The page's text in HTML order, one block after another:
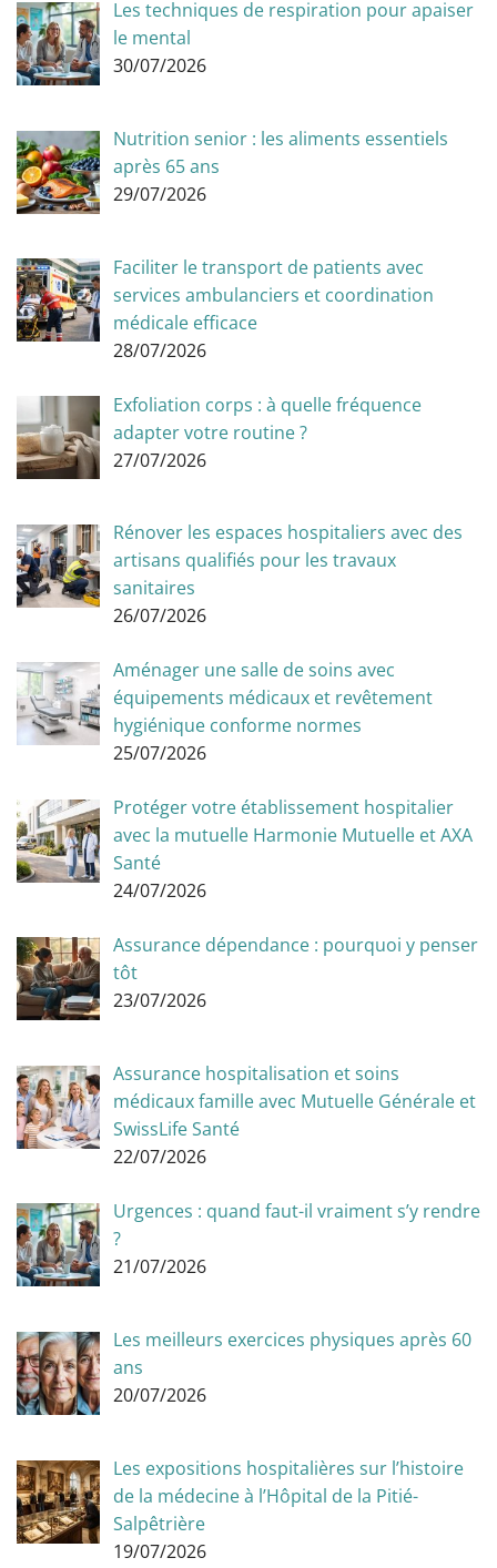
Les techniques de respiration pour apaiser
le mental
30/07/2026
Nutrition senior : les aliments essentiels
après 65 ans
29/07/2026
Faciliter le transport de patients avec
services ambulanciers et coordination
médicale efficace
28/07/2026
Exfoliation corps : à quelle fréquence
adapter votre routine ?
27/07/2026
Rénover les espaces hospitaliers avec des
artisans qualifiés pour les travaux
sanitaires
26/07/2026
Aménager une salle de soins avec
équipements médicaux et revêtement
hygiénique conforme normes
25/07/2026
Protéger votre établissement hospitalier
avec la mutuelle Harmonie Mutuelle et AXA
Santé
24/07/2026
Assurance dépendance : pourquoi y penser
tôt
23/07/2026
Assurance hospitalisation et soins
médicaux famille avec Mutuelle Générale et
SwissLife Santé
22/07/2026
Urgences : quand faut-il vraiment s’y rendre
?
21/07/2026
Les meilleurs exercices physiques après 60
ans
20/07/2026
Les expositions hospitalières sur l’histoire
de la médecine à l’Hôpital de la Pitié-
Salpêtrière
19/07/2026